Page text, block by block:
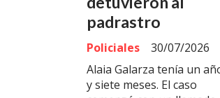
padrastro
Policiales
30/07/2026
Alaia Galarza tenía un
y siete meses. El caso